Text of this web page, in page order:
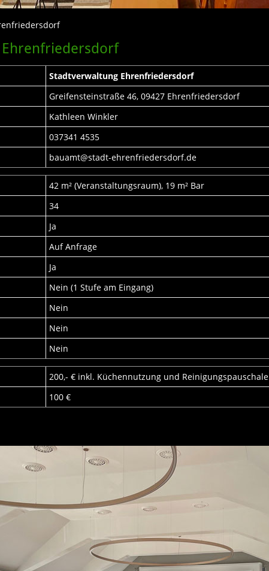
Stadtverwaltung Ehrenfriedersdorf
Greifensteinstraße 46, 09427 Ehrenfriedersdorf
Kathleen Winkler
037341 4535
bauamt@stadt-ehrenfriedersdorf.de
42 m² (Veranstaltungsraum), 19 m² Bar
34
Ja
Auf Anfrage
Ja
Nein (1 Stufe am Eingang)
Nein
Nein
Nein
200,- € inkl. Küchennutzung und Reinigungspauschale
100 €